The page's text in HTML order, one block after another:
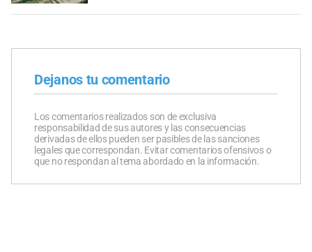
Dejanos tu comentario
Los comentarios realizados son de exclusiva
responsabilidad de sus autores y las consecuencias
derivadas de ellos pueden ser pasibles de las sanciones
legales que correspondan. Evitar comentarios ofensivos o
que no respondan al tema abordado en la información.